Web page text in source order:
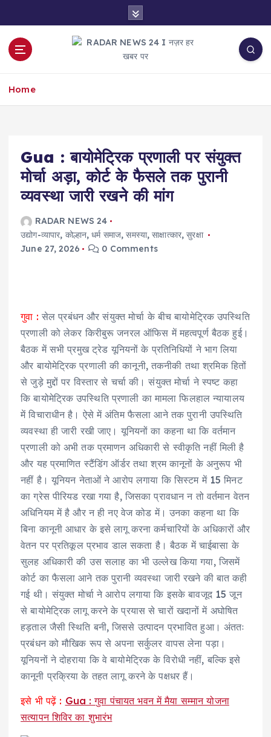
o
Home
Gua : बायोमेट्रिक प्रणाली पर संयुक्त
मोर्चा अड़ा, कोर्ट के फैसले तक पुरानी
व्यवस्था जारी रखने की मांग
RADAR NEWS 24
उद्योग-व्यापार, कोल्हान,धर्म समाज,समस्या,साक्षात्कार,सुरक्षा
June 27, 2026
0 Comments
गुवा : सेल प्रबंधन और संयुक्त मोर्चा के बीच बायोमेट्रिक उपस्थिति
प्रणाली को लेकर किरीबुरू जनरल ऑफिस में महत्वपूर्ण बैठक हुई।
बैठक में सभी प्रमुख ट्रेड यूनियनों के प्रतिनिधियों ने भाग लिया
और बायोमेट्रिक प्रणाली की कानूनी, तकनीकी तथा श्रमिक हितों
से जुड़े मुद्दों पर विस्तार से चर्चा की। संयुक्त मोर्चा ने स्पष्ट कहा
कि बायोमेट्रिक उपस्थिति प्रणाली का मामला फिलहाल न्यायालय
में विचाराधीन है। ऐसे में अंतिम फैसला आने तक पुरानी उपस्थिति
व्यवस्था ही जारी रखी जाए। यूनियनों का कहना था कि वर्तमान
प्रणाली को अभी तक प्रमाणन अधिकारी से स्वीकृति नहीं मिली है
और यह प्रमाणित स्टैंडिंग ऑर्डर तथा श्रम कानूनों के अनुरूप भी
नहीं है। यूनियन नेताओं ने आरोप लगाया कि सिस्टम में 15 मिनट
का ग्रेस पीरियड रखा गया है, जिसका प्रावधान न तो वर्तमान वेतन
अधिनियम में है और न ही नए वेज कोड में। उनका कहना था कि
बिना कानूनी आधार के इसे लागू करना कर्मचारियों के अधिकारों और
वेतन पर प्रतिकूल प्रभाव डाल सकता है। बैठक में चाईबासा के
सुलह अधिकारी की उस सलाह का भी उल्लेख किया गया, जिसमें
कोर्ट का फैसला आने तक पुरानी व्यवस्था जारी रखने की बात कही
गई थी। संयुक्त मोर्चा ने आरोप लगाया कि इसके बावजूद 15 जून
से बायोमेट्रिक लागू करने के प्रयास से चारों खदानों में अघोषित
हड़ताल जैसी स्थिति बनी, जिससे उत्पादन प्रभावित हुआ। अंततः
प्रबंधन को मौखिक रूप से अपना सर्कुलर वापस लेना पड़ा।
यूनियनों ने दोहराया कि वे बायोमेट्रिक के विरोधी नहीं, बल्कि इसे
कानूनी प्रक्रिया के तहत लागू करने के पक्षधर हैं।
इसे भी पढ़ें : Gua : गुवा पंचायत भवन में मैया सम्मान योजना
सत्यापन शिविर का शुभारंभ